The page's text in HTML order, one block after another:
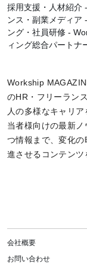
採用支援・人材紹介
ンス・副業メディア
ング・社員研修 -
ィング総合パートナ
Workship
のHR・フリーラン
人の多様なキャリ
当者様向けの最新
つ情報まで、変化
進させるコンテンツ
会社概要
お問い合わせ